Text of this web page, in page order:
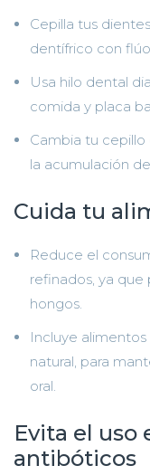
Cepilla tus
dentífrico con
Usa hilo dental
comida y placa
Cambia tu
la acumulación
Cuida tu
Reduce el
refinados, ya
hongos.
Incluye
natural, para
oral.
Evita el uso
antibóticos